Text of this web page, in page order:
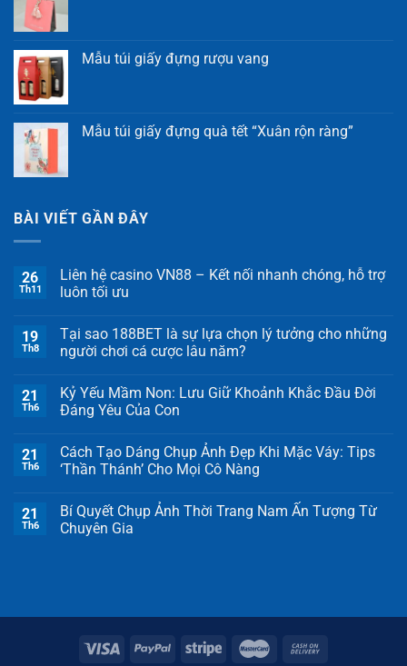
Mẫu túi giấy đựng rượu vang
Mẫu túi giấy đựng quà tết “Xuân rộn ràng”
BÀI VIẾT GẦN ĐÂY
26
Th11
Liên hệ casino VN88 – Kết nối nhanh chóng, hỗ trợ
luôn tối ưu
19
Th8
Tại sao 188BET là sự lựa chọn lý tưởng cho những
người chơi cá cược lâu năm?
21
Th6
Kỷ Yếu Mầm Non: Lưu Giữ Khoảnh Khắc Đầu Đời
Đáng Yêu Của Con
21
Th6
Cách Tạo Dáng Chụp Ảnh Đẹp Khi Mặc Váy: Tips
‘Thần Thánh’ Cho Mọi Cô Nàng
21
Th6
Bí Quyết Chụp Ảnh Thời Trang Nam Ấn Tượng Từ
Chuyên Gia